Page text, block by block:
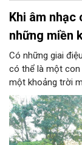
Khi âm nhạc
những miền
Có những giai
có thể là một con
một khoảng trời
tại Nhà Bát Giác -
cuối tuần” sẽ mở
trở thành một lát
sống.